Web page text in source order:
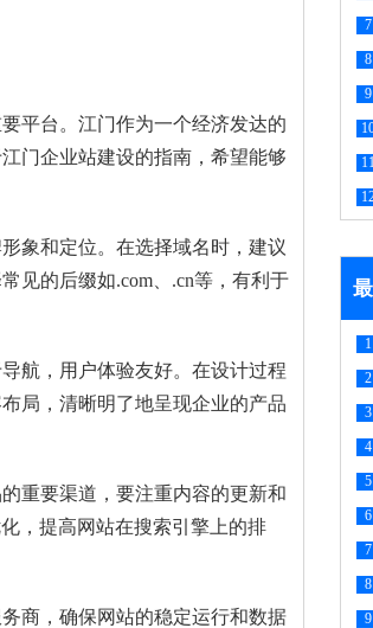
平台。江门作为一个经济发达的
门企业站建设的指南，希望能够
象和定位。在选择域名时，建议
见的后缀如.com、.cn等，有利于
航，用户体验友好。在设计过程
局，清晰明了地呈现企业的产品
重要渠道，要注重内容的更新和
，提高网站在搜索引擎上的排
商，确保网站的稳定运行和数据
7
8
9
11
1
2
3
4
5
6
7
8
9